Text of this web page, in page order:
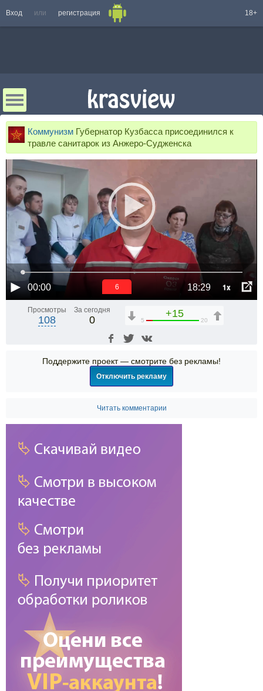
Вход или регистрация 18+
Коммунизм Губернатор Кузбасса присоединился к
травле санитарок из Анжеро-Судженска
00:00 18:29 1x
6
Просмотры
108
За сегодня
0
+15
5 20
Поддержите проект — смотрите без рекламы!
Отключить рекламу
Читать комментарии